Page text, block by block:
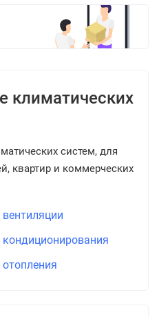
климатических
систем, для
квартир и коммерческих